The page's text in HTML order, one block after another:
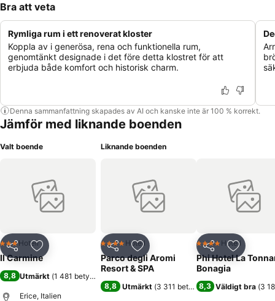
Bra att veta
Rymliga rum i ett renoverat kloster
Koppla av i generösa, rena och funktionella rum,
genomtänkt designade i det före detta klostret för att
erbjuda både komfort och historisk charm.
Denna sammanfattning skapades av AI och kanske inte är 100 % korrekt.
Jämför med liknande boenden
Valt boende
Dela Lägg till i Mina Favoriter
3 Stjärnor
Hotell
Il Carmine
8,8 Utmärkt (1 481 betyg)
Erice, Italien
Liknande boenden
Dela Lägg till i Mina Favoriter
4 StjärnorHotell
Parco degli Aromi
Resort & SPA
8,8 Utmärkt (3 311 betyg)
Dela Lägg till
4 StjärnorHotell
Phi Hotel La
Bonagia
8,3 Väldigt bra (3